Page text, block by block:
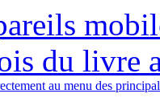
du livre
au menu des